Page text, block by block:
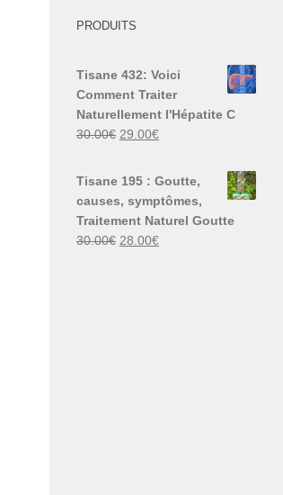
PRODUITS
Tisane 432: Voici
Comment Traiter
Naturellement l'Hépatite C
30.00€ Le
30.00€.
29.00€Le
est :
Tisane 195 : Goutte,
causes, symptômes,
Traitement Naturel Goutte
30.00€ Le
28.00€Le